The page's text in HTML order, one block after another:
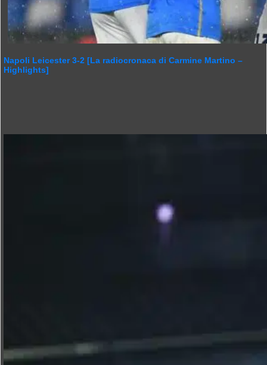
Napoli Leicester 3-2 [La radiocronaca di Carmine Martino –
Highlights]